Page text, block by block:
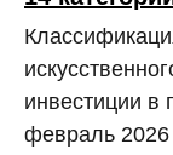
инвестиции в
февраль 2026